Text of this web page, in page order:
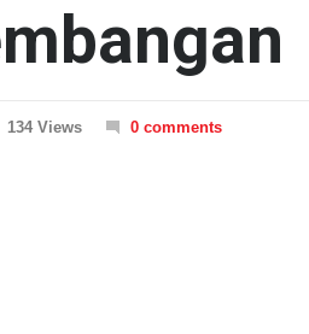
134 Views 0 comments